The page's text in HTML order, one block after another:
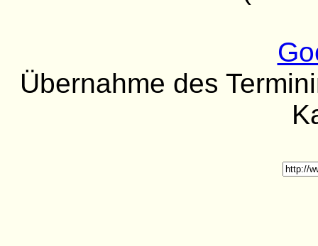
Übernahme des